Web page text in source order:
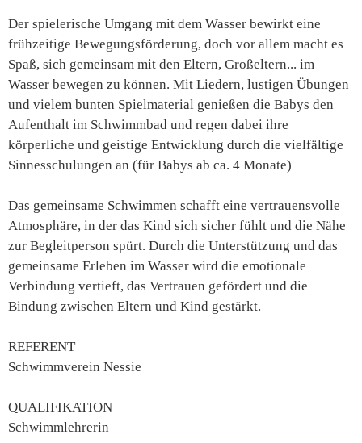
Der spielerische Umgang mit dem Wasser bewirkt eine
frühzeitige Bewegungsförderung, doch vor allem macht es
Spaß, sich gemeinsam mit den Eltern, Großeltern... im
Wasser bewegen zu können. Mit Liedern, lustigen Übungen
und vielem bunten Spielmaterial genießen die Babys den
Aufenthalt im Schwimmbad und regen dabei ihre
körperliche und geistige Entwicklung durch die vielfältige
Sinnesschulungen an (für Babys ab ca. 4 Monate)
Das gemeinsame Schwimmen schafft eine vertrauensvolle
Atmosphäre, in der das Kind sich sicher fühlt und die Nähe
zur Begleitperson spürt. Durch die Unterstützung und das
gemeinsame Erleben im Wasser wird die emotionale
Verbindung vertieft, das Vertrauen gefördert und die
Bindung zwischen Eltern und Kind gestärkt.
REFERENT
Schwimmverein Nessie
QUALIFIKATION
Schwimmlehrerin